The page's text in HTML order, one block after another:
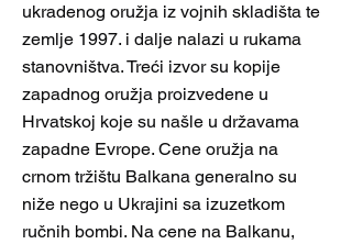
ukradenog oružja iz vojnih skladišta te
zemlje 1997. i dalje nalazi u rukama
stanovništva. Treći izvor su kopije
zapadnog oružja proizvedene u
Hrvatskoj koje su našle u državama
zapadne Evrope. Cene oružja na
crnom tržištu Balkana generalno su
niže nego u Ukrajini sa izuzetkom
ručnih bombi. Na cene na Balkanu,